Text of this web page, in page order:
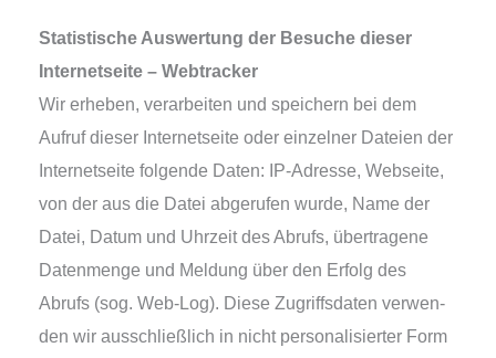
Statistische Auswertung der Besuche die­ser
Internetseite – Webtracker
Wir erhe­ben, ver­ar­bei­ten und spei­chern bei dem
Aufruf die­ser Internetseite oder ein­zel­ner Dateien der
Internetseite fol­gen­de Daten: IP-Adresse, Webseite,
von der aus die Datei abge­ru­fen wur­de, Name der
Datei, Datum und Uhrzeit des Abrufs, über­tra­ge­ne
Datenmenge und Meldung über den Erfolg des
Abrufs (sog. Web-Log). Diese Zugriffsdaten ver­wen­
den wir aus­schließ­lich in nicht per­so­na­li­sier­ter Form